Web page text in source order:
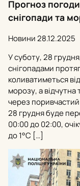
Прогноз
снігопади та
Новини28.12.2025
У суботу, 28
снігопадами
коливатиметься
морозу, а
через поривчастий
28 грудня буде
00:00 до 02:00,
до 1°С […]